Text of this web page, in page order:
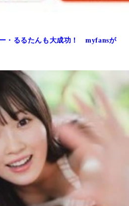
・るるたんも大成功！ myfansが